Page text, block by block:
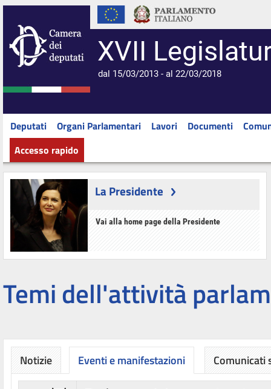
XVII
dal 15/03/2013 - al 22/03/2018
Deputati Organi Parlamentari Lavori Documenti
Accesso rapido
La Presidente
Vai alla home page della Presidente
Temi dell'attività
Notizie Eventi e manifestazioni Comunicati